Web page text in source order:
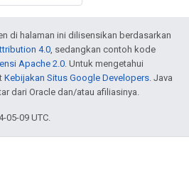
di halaman ini dilisensikan berdasarkan
4.0, sedangkan contoh kode
Apache 2.0. Untuk mengetahui
Kebijakan Situs Google Developers. Java
dari Oracle dan/atau afiliasinya.
05-09 UTC.